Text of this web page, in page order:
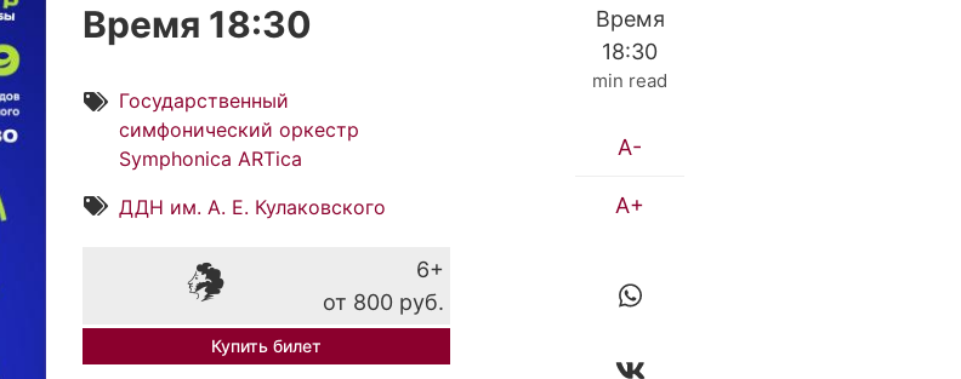
Время 18:30
Государственный
симфонический оркестр
Symphonica ARTica
ДДН им. А. Е. Кулаковского
6+
от 800 руб.
Купить билет
Время
18:30
min read
A-
A+